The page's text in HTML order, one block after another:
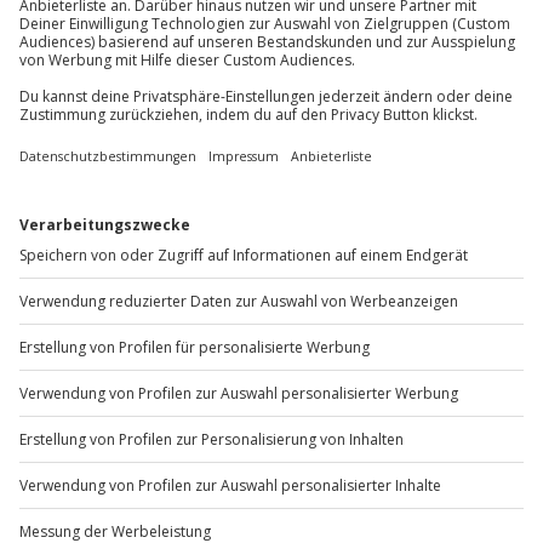
Du möchtest als Firma bestellen?
Sichere Dir attraktive Firmenkunden Vorteile.
+49 89 / 60 60 89 700
b2b@jochen-schweizer.de
www.b2b.jochen-schweizer.de/
Artikelnummer:65962
Andere Produkte entdecken